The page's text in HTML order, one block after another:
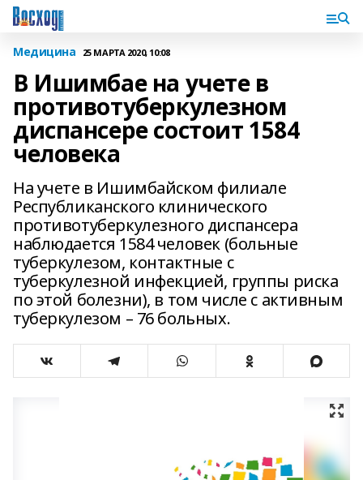
Медицина 25 МАРТА 2020, 10:08
В Ишимбае на учете в
противотуберкулезном
диспансере состоит 1584
человека
На учете в Ишимбайском филиале
Республиканского клинического
противотуберкулезного диспансера
наблюдается 1584 человек (больные
туберкулезом, контактные с
туберкулезной инфекцией, группы риска
по этой болезни), в том числе с активным
туберкулезом – 76 больных.